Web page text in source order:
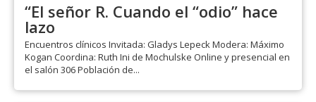
“El señor R. Cuando el “odio” hace
lazo
Encuentros clínicos Invitada: Gladys Lepeck Modera: Máximo
Kogan Coordina: Ruth Ini de Mochulske Online y presencial en
el salón 306 Población de...